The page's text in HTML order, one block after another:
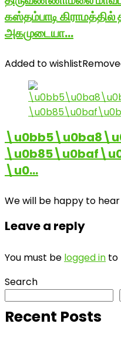
கஸ்தம்பாடி
அகமுடையா…
Added to wishlist
\u0…
We will be happy to
Leave a reply
You must be logged in to
Search
Recent Posts